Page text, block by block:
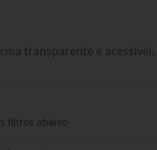
transparente e acessível.
filtros abaixo